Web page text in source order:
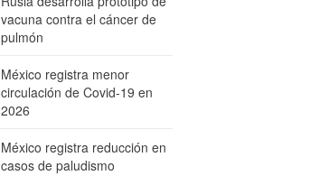
vacuna contra el cáncer de
pulmón
México registra menor
circulación de Covid-19 en
2026
México registra reducción en
casos de paludismo